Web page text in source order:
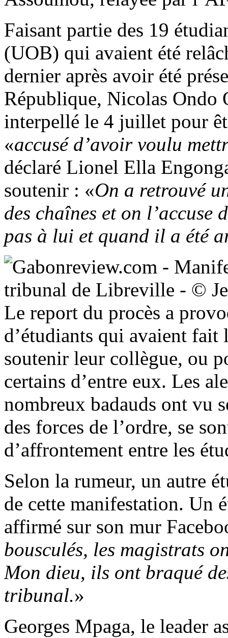
Faisant partie des 19
(UOB) qui avaient été
dernier après avoir été
République, Nicolas Ondo
interpellé le 4 juillet pour
«accusé d’avoir voulu
déclaré Lionel Ella
soutenir : «On a retrouvé
des chaînes et on l’accuse
pas à lui et quand il a été
Le report du procès a
d’étudiants qui avaient
soutenir leur collègue, ou
certains d’entre eux. Les
nombreux badauds ont vu
des forces de l’ordre, se
d’affrontement entre les
Selon la rumeur, un autre
de cette manifestation. Un
affirmé sur son mur
bousculés, les magistrats
Mon dieu, ils ont braqué
tribunal.»
Georges Mpaga, le leader